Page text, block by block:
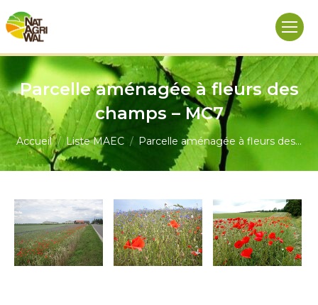
Parcelle aménagée à fleurs des
champs – MC7
Vous êtes ici :
Accueil Liste MAEC Parcelle aménagée à fleurs des…